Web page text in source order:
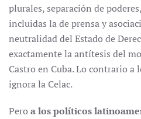
plurales, separación de
incluidas la de prensa y
neutralidad del Estado de
exactamente la antítesis del
Castro en Cuba. Lo contrario a
ignora la Celac.
Pero a los políticos